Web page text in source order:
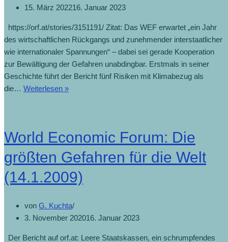
15. März 202216. Januar 2023
https://orf.at/stories/3151191/ Zitat: Das WEF erwartet „ein Jahr
des wirtschaftlichen Rückgangs und zunehmender interstaatlicher
wie internationaler Spannungen“ – dabei sei gerade Kooperation
zur Bewältigung der Gefahren unabdingbar. Erstmals in seiner
Geschichte führt der Bericht fünf Risiken mit Klimabezug als
die… Weiterlesen »
World Economic Forum: Die
größten Gefahren für die Welt
(14.1.2009)
von G. Kuchta
3. November 202016. Januar 2023
Der Bericht auf orf.at: Leere Staatskassen, ein schrumpfendes